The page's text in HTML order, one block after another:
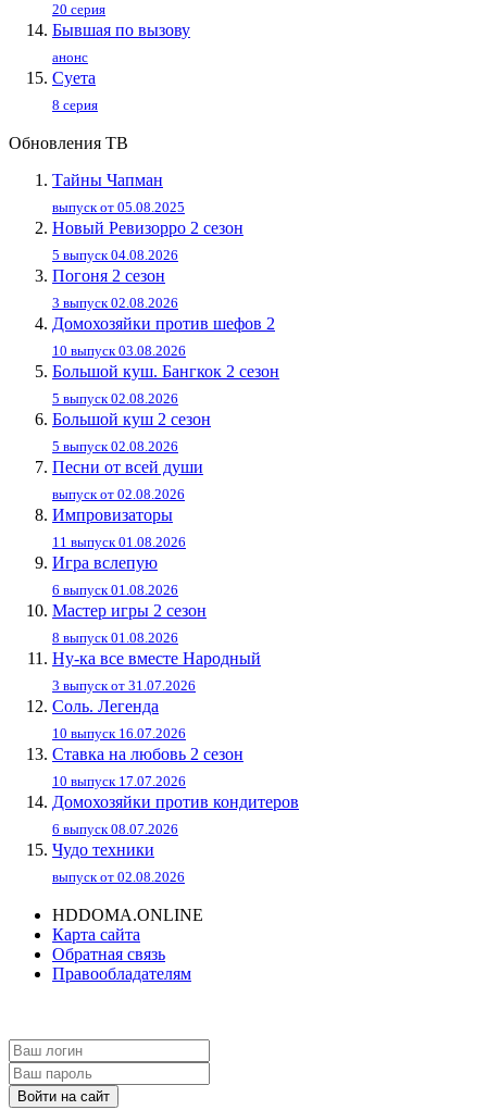
20 серия
Бывшая по вызову
анонс
Суета
8 серия
Обновления ТВ
Тайны Чапман
выпуск от 05.08.2025
Новый Ревизорро 2 сезон
5 выпуск 04.08.2026
Погоня 2 сезон
3 выпуск 02.08.2026
Домохозяйки против шефов 2
10 выпуск 03.08.2026
Большой куш. Бангкок 2 сезон
5 выпуск 02.08.2026
Большой куш 2 сезон
5 выпуск 02.08.2026
Песни от всей души
выпуск от 02.08.2026
Импровизаторы
11 выпуск 01.08.2026
Игра вслепую
6 выпуск 01.08.2026
Мастер игры 2 сезон
8 выпуск 01.08.2026
Ну-ка все вместе Народный
3 выпуск от 31.07.2026
Соль. Легенда
10 выпуск 16.07.2026
Ставка на любовь 2 сезон
10 выпуск 17.07.2026
Домохозяйки против кондитеров
6 выпуск 08.07.2026
Чудо техники
выпуск от 02.08.2026
HDDOMA.ONLINE
Карта сайта
Обратная связь
Правообладателям
Войти на сайт